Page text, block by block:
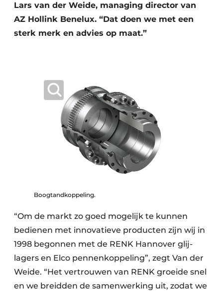
Lars van der Weide, managing director van
AZ Hollink Benelux. “Dat doen we met een
sterk merk en advies op maat.”
Boogtandkoppeling.
“Om de markt zo goed mogelijk te kunnen
bedienen met innovatieve producten zijn wij in
1998 begonnen met de RENK Hannover glij­
lagers en Elco pennenkoppeling”, zegt Van der
Weide. “Het vertrouwen van RENK groeide snel
en we breidden de samenwerking uit, zodat we